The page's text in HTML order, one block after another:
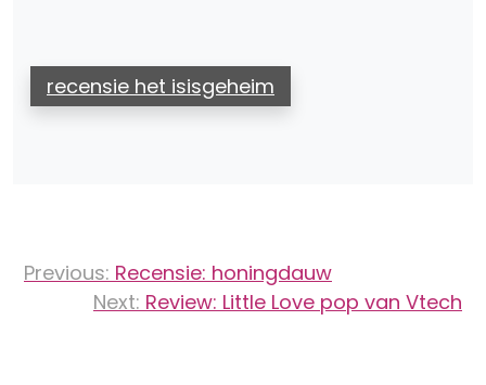
recensie het isisgeheim
navigatie
Previous: Recensie: honingdauw
Next: Review: Little Love pop van Vtech